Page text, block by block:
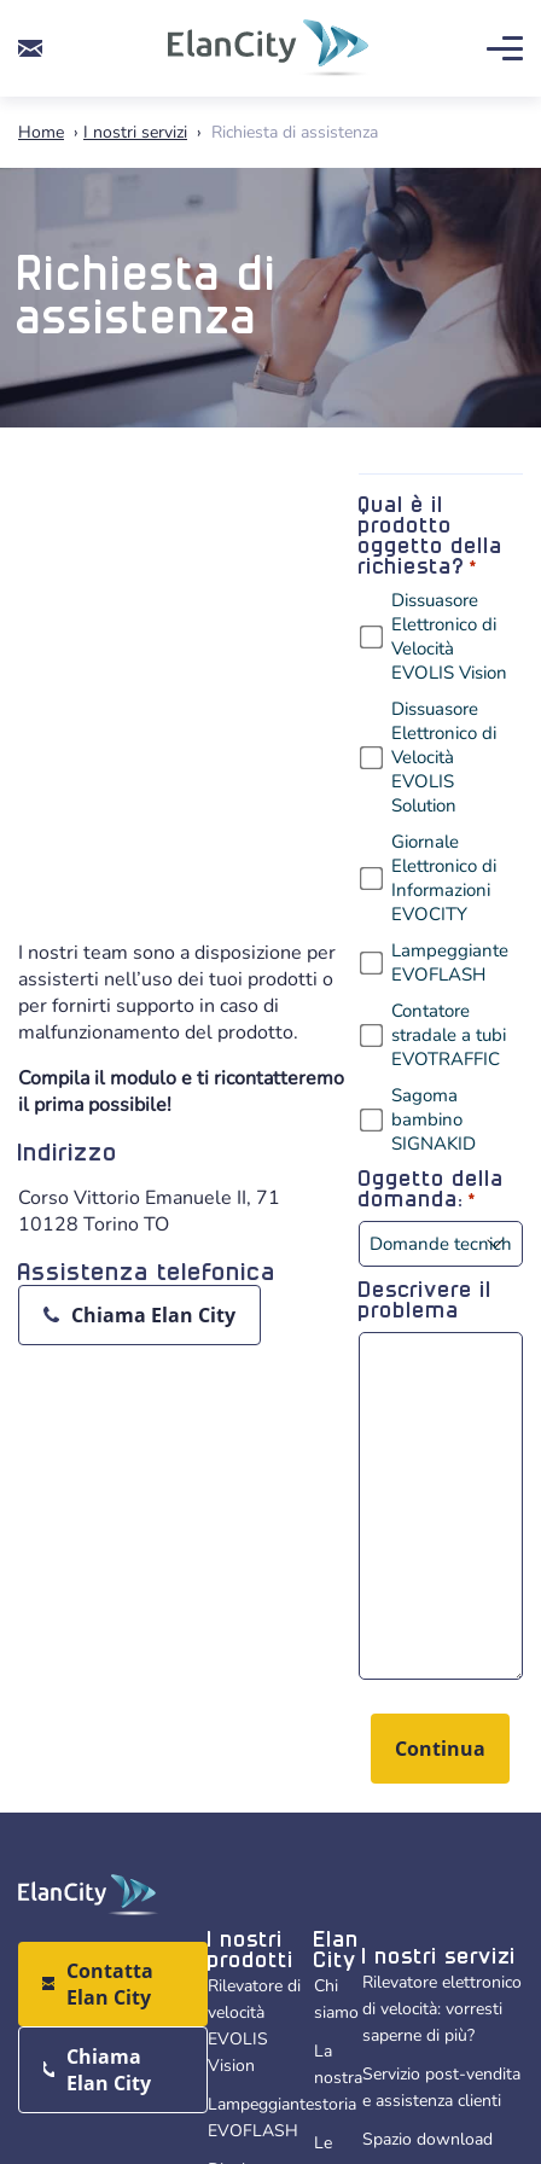
Home › I nostri servizi › Richiesta di assistenza
Richiesta di
assistenza
I nostri team sono a disposizione per
assisterti nell’uso dei tuoi prodotti o
per fornirti supporto in caso di
malfunzionamento del prodotto.
Compila il modulo e ti ricontatteremo
il prima possibile!
Indirizzo
Corso Vittorio Emanuele II, 71
10128 Torino TO
Assistenza telefonica
Chiama Elan City
Qual è il
prodotto
oggetto della
richiesta? *
Dissuasore
Elettronico di
Velocità
EVOLIS Vision
Dissuasore
Elettronico di
Velocità
EVOLIS
Solution
Giornale
Elettronico di
Informazioni
EVOCITY
Lampeggiante
EVOFLASH
Contatore
stradale a tubi
EVOTRAFFIC
Sagoma
bambino
SIGNAKID
Oggetto della
domanda: *
Descrivere il
problema
Contatta
Elan City
Chiama
Elan City
I nostri
prodotti
Rilevatore di
velocità
EVOLIS
Vision
Lampeggiante
EVOFLASH
Elan
City
Chi
siamo
La
nostra
storia
Le
I nostri servizi
Rilevatore elettronico
di velocità: vorresti
saperne di più?
Servizio post-vendita
e assistenza clienti
Spazio download